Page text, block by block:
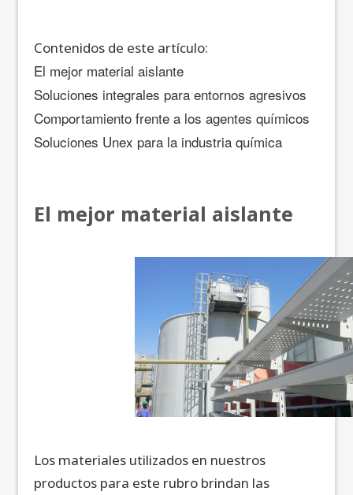
Contenidos de este artículo:
El mejor material aislante
Soluciones integrales para entornos agresivos
Comportamiento frente a los agentes químicos
Soluciones Unex para la industria química
El mejor material aislante
Los materiales utilizados en nuestros
productos para este rubro brindan las